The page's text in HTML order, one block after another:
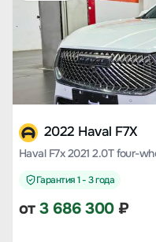
2022 Haval F7X
Гарантия 1 - 3 года
от3 686 300₽